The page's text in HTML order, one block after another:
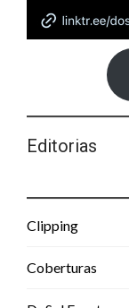
Editorias
Clipping
Coberturas